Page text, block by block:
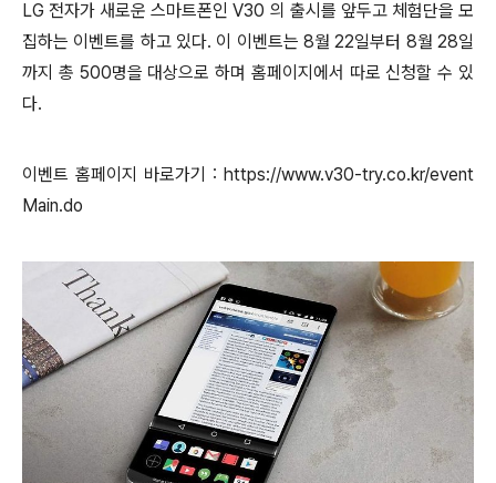
LG 전자가 새로운 스마트폰인 V30 의 출시를 앞두고 체험단을 모
집하는 이벤트를 하고 있다. 이 이벤트는 8월 22일부터 8월 28일
까지 총 500명을 대상으로 하며 홈페이지에서 따로 신청할 수 있
다.
이벤트 홈페이지 바로가기 : https://www.v30-try.co.kr/event
Main.do